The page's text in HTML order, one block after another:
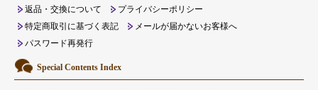
返品・交換について
プライバシーポリシー
特定商取引に基づく表記
メールが届かないお客様へ
パスワード再発行
Special Contents Index